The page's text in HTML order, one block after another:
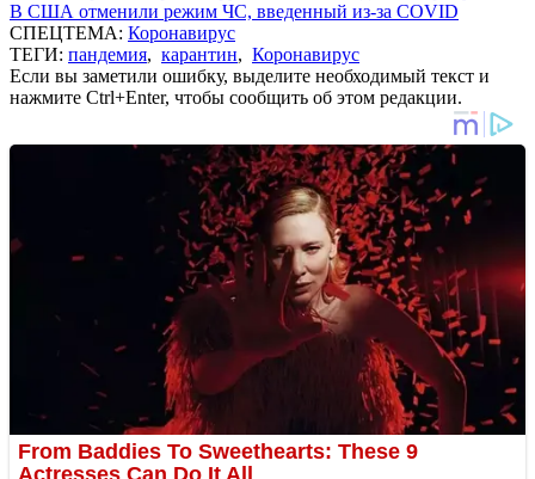
В США отменили режим ЧС, введенный из-за COVID
СПЕЦТЕМА: Коронавирус
ТЕГИ: пандемия, карантин, Коронавирус
Если вы заметили ошибку, выделите необходимый текст и
нажмите Ctrl+Enter, чтобы сообщить об этом редакции.